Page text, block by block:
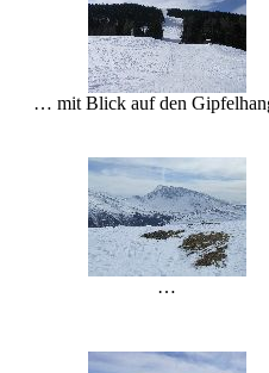
… mit Blick auf den
…